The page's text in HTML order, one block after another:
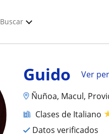
Buscar
Guido
Ver
Ñuñoa, Macul,
Clases de Italiano
Datos verificados